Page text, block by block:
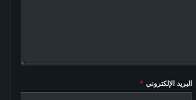
البريد الإلكتروني *